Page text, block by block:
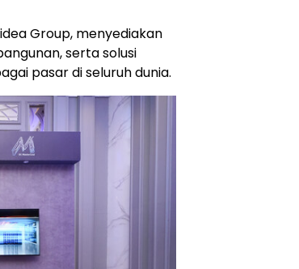
Group, menyediakan
serta solusi
pasar di seluruh dunia.